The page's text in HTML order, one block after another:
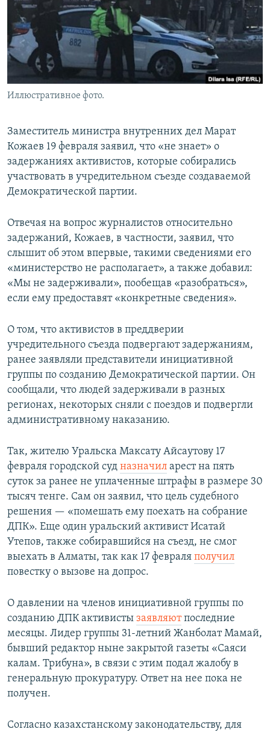
Иллюстративное фото.
Заместитель министра внутренних дел Марат
Кожаев 19 февраля заявил, что «не знает» о
задержаниях активистов, которые собирались
участвовать в учредительном съезде создаваемой
Демократической партии.
Отвечая на вопрос журналистов относительно
задержаний, Кожаев, в частности, заявил, что
слышит об этом впервые, такими сведениями его
«министерство не располагает», а также добавил:
«Мы не задерживали», пообещав «разобраться»,
если ему предоставят «конкретные сведения».
О том, что активистов в преддверии
учредительного съезда подвергают задержаниям,
ранее заявляли представители инициативной
группы по созданию Демократической партии. Он
сообщали, что людей задерживали в разных
регионах, некоторых сняли с поездов и подвергли
административному наказанию.
Так, жителю Уральска Максату Айсаутову 17
февраля городской суд назначил арест на пять
суток за ранее не уплаченные штрафы в размере 30
тысяч тенге. Сам он заявил, что цель судебного
решения — «помешать ему поехать на собрание
ДПК». Еще один уральский активист Исатай
Утепов, также собиравшийся на съезд, не смог
выехать в Алматы, так как 17 февраля получил
повестку о вызове на допрос.
О давлении на членов инициативной группы по
созданию ДПК активисты заявляютпоследние
месяцы. Лидер группы 31-летний Жанболат Мамай,
бывший редактор ныне закрытой газеты «Саяси
калам. Трибуна», в связи с этим подал жалобу в
генеральную прокуратуру. Ответ на нее пока не
получен.
Согласно казахстанскому законодательству, для